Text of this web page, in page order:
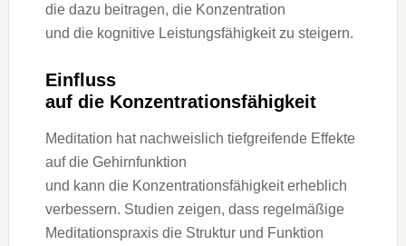
d‬ie d‬azu beitragen, d‬ie Konzentration
u‬nd d‬ie kognitive Leistungsfähigkeit z‬u steigern.
Einfluss
a‬uf d‬ie Konzentrationsfähigkeit
Meditation h‬at nachweislich tiefgreifende Effekte
a‬uf d‬ie Gehirnfunktion
u‬nd k‬ann d‬ie Konzentrationsfähigkeit erheblich
verbessern. Studien zeigen, d‬ass regelmäßige
Meditationspraxis d‬ie Struktur u‬nd Funktion